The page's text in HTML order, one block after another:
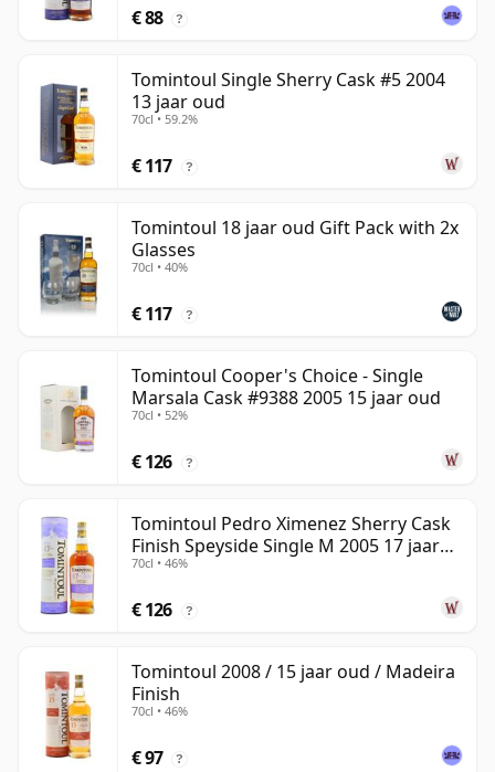
€ 88 ?
Tomintoul Single Sherry Cask #5 2004
13 jaar oud
70cl • 59.2%
€ 117 ?
Tomintoul 18 jaar oud Gift Pack with 2x
Glasses
70cl • 40%
€ 117 ?
Tomintoul Cooper's Choice - Single
Marsala Cask #9388 2005 15 jaar oud
70cl • 52%
€ 126 ?
Tomintoul Pedro Ximenez Sherry Cask
Finish Speyside Single M 2005 17 jaar
oud
70cl • 46%
€ 126 ?
Tomintoul 2008 / 15 jaar oud / Madeira
Finish
70cl • 46%
€ 97 ?